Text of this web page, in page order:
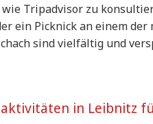
Tripadvisor zu
ein Picknick an einem der
sind vielfältig und
in Leibnitz